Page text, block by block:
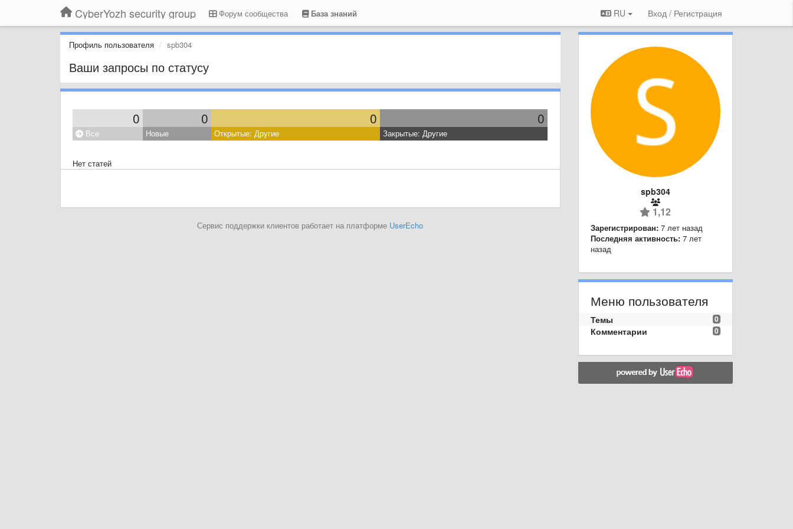
CyberYozh security group Форум сообщества База знаний RU Вход / Регистрация
Профиль пользователя spb304
Ваши запросы по статусу
0 0 0 0
Все Новые Открытые: Другие Закрытые: Другие
Нет статей
Сервис поддержки клиентов работает на платформе UserEcho
spb304
1,12
Зарегистрирован: 7 лет назад
Последняя активность: 7 лет
назад
Меню пользователя
0
Темы
0
Комментарии